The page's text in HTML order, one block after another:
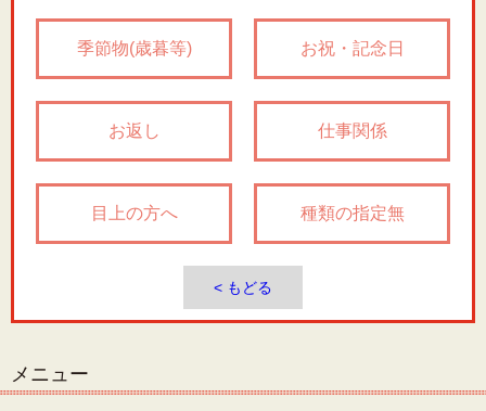
季節物(歳暮等) お祝・記念日
お返し 仕事関係
目上の方へ 種類の指定無
< もどる
メニュー